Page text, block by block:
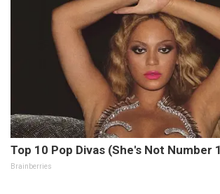
Top 10 Pop Divas (She's Not Number
Brainberries